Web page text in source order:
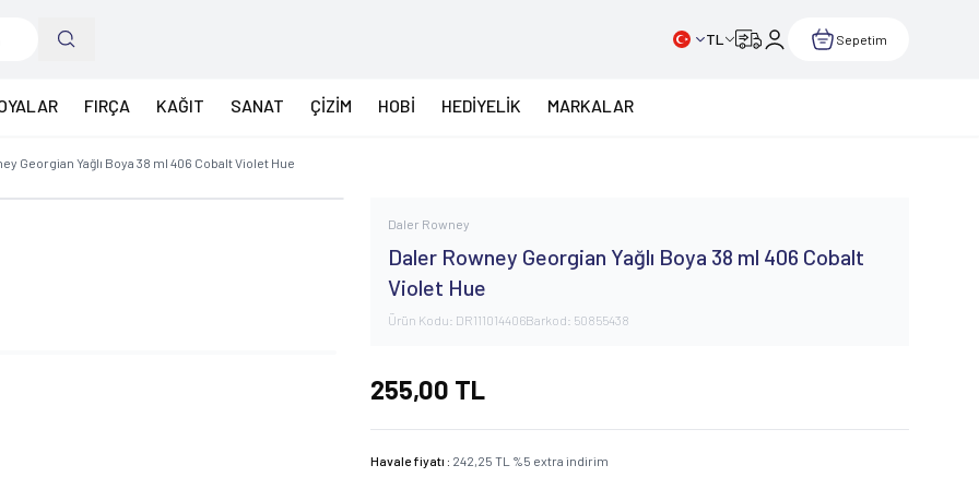
TL Sepetim
FIRÇA KAĞIT SANAT ÇİZİM HOBİ HEDİYELİK MARKALAR
Georgian Yağlı Boya 38 ml 406 Cobalt Violet Hue
Daler Rowney
Daler Rowney Georgian Yağlı Boya 38 ml 406 Cobalt
Violet Hue
Ürün Kodu: DR111014406Barkod: 50855438
255,00 TL
Havale fiyatı : 242,25 TL %5 extra indirim